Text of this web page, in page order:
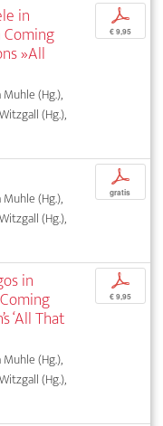
in
Coming
»All
(Hg.),
(Hg.),
p
€ 9,95
(Hg.),
(Hg.),
p
gratis
in
‘All That
(Hg.),
(Hg.),
p
€ 9,95